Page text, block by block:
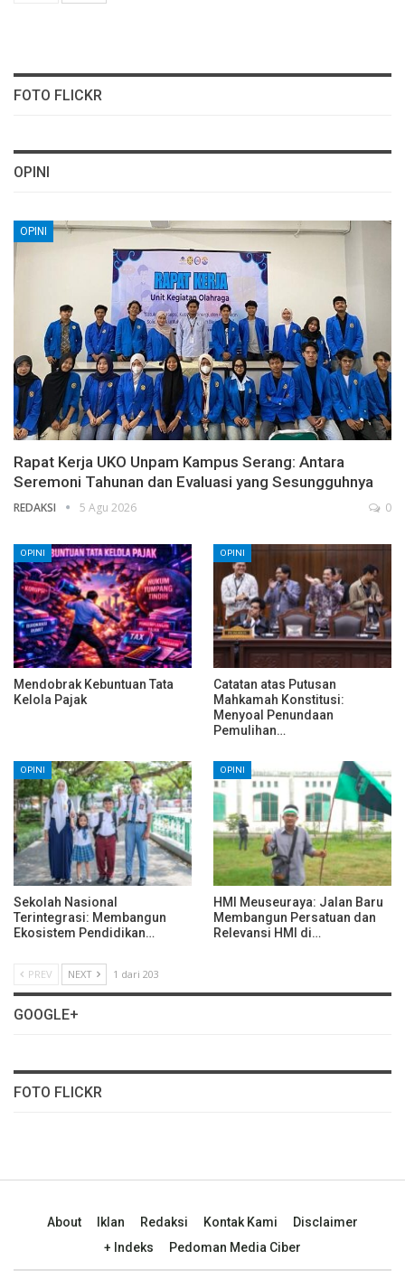
FOTO FLICKR
OPINI
OPINI
Rapat Kerja UKO Unpam Kampus Serang: Antara
Seremoni Tahunan dan Evaluasi yang Sesungguhnya
REDAKSI 5 Agu 2026 0
OPINI
Mendobrak Kebuntuan Tata
Kelola Pajak
OPINI
Catatan atas Putusan
Mahkamah Konstitusi:
Menyoal Penundaan
Pemulihan…
OPINI
Sekolah Nasional
Terintegrasi: Membangun
Ekosistem Pendidikan…
OPINI
HMI Meuseuraya: Jalan Baru
Membangun Persatuan dan
Relevansi HMI di…
PREV NEXT 1 dari 203
GOOGLE+
FOTO FLICKR
About Iklan Redaksi Kontak Kami
Disclaimer
+ Indeks
Pedoman Media Ciber